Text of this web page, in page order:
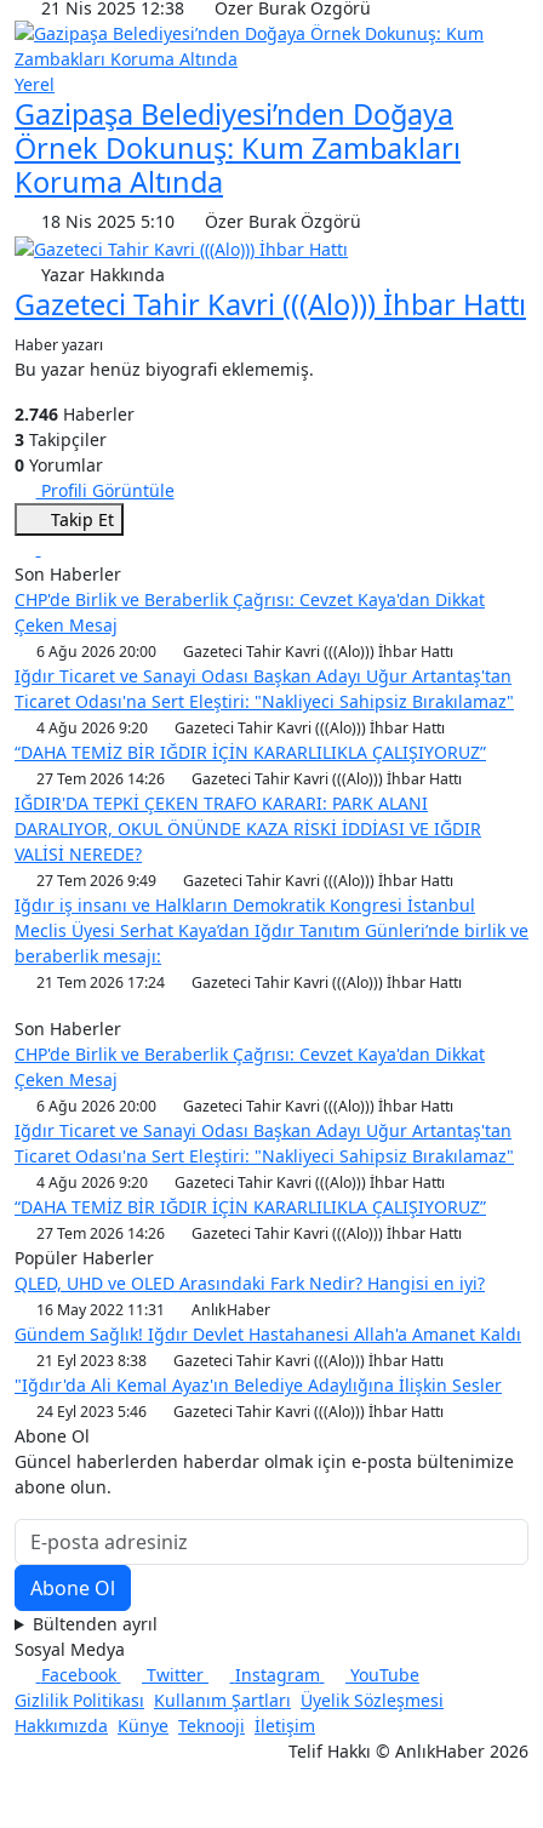
21 Nis 2025 12:38 Özer Burak Özgörü
Yerel
Gazipaşa Belediyesi’nden Doğaya
Örnek Dokunuş: Kum Zambakları
Koruma Altında
18 Nis 2025 5:10 Özer Burak Özgörü
Yazar Hakkında
Gazeteci Tahir Kavri (((Alo))) İhbar Hattı
Haber yazarı
Bu yazar henüz biyografi eklememiş.
2.746 Haberler
3 Takipçiler
0 Yorumlar
Profili Görüntüle
Takip Et
Son Haberler
CHP'de Birlik ve Beraberlik Çağrısı: Cevzet Kaya'dan Dikkat
Çeken Mesaj
6 Ağu 2026 20:00 Gazeteci Tahir Kavri (((Alo))) İhbar Hattı
Iğdır Ticaret ve Sanayi Odası Başkan Adayı Uğur Artantaş'tan
Ticaret Odası'na Sert Eleştiri: "Nakliyeci Sahipsiz Bırakılamaz"
4 Ağu 2026 9:20 Gazeteci Tahir Kavri (((Alo))) İhbar Hattı
“DAHA TEMİZ BİR IĞDIR İÇİN KARARLILIKLA ÇALIŞIYORUZ”
27 Tem 2026 14:26 Gazeteci Tahir Kavri (((Alo))) İhbar Hattı
IĞDIR'DA TEPKİ ÇEKEN TRAFO KARARI: PARK ALANI
DARALIYOR, OKUL ÖNÜNDE KAZA RİSKİ İDDİASI VE IĞDIR
VALİSİ NEREDE?
27 Tem 2026 9:49 Gazeteci Tahir Kavri (((Alo))) İhbar Hattı
Iğdır iş insanı ve Halkların Demokratik Kongresi İstanbul
Meclis Üyesi Serhat Kaya’dan Iğdır Tanıtım Günleri’nde birlik ve
beraberlik mesajı:
21 Tem 2026 17:24 Gazeteci Tahir Kavri (((Alo))) İhbar Hattı
Son Haberler
CHP'de Birlik ve Beraberlik Çağrısı: Cevzet Kaya'dan Dikkat
Çeken Mesaj
6 Ağu 2026 20:00 Gazeteci Tahir Kavri (((Alo))) İhbar Hattı
Iğdır Ticaret ve Sanayi Odası Başkan Adayı Uğur Artantaş'tan
Ticaret Odası'na Sert Eleştiri: "Nakliyeci Sahipsiz Bırakılamaz"
4 Ağu 2026 9:20 Gazeteci Tahir Kavri (((Alo))) İhbar Hattı
“DAHA TEMİZ BİR IĞDIR İÇİN KARARLILIKLA ÇALIŞIYORUZ”
27 Tem 2026 14:26 Gazeteci Tahir Kavri (((Alo))) İhbar Hattı
Popüler Haberler
QLED, UHD ve OLED Arasındaki Fark Nedir? Hangisi en iyi?
16 May 2022 11:31 AnlıkHaber
Gündem Sağlık! Iğdır Devlet Hastahanesi Allah'a Amanet Kaldı
21 Eyl 2023 8:38 Gazeteci Tahir Kavri (((Alo))) İhbar Hattı
"Iğdır'da Ali Kemal Ayaz'ın Belediye Adaylığına İlişkin Sesler
24 Eyl 2023 5:46 Gazeteci Tahir Kavri (((Alo))) İhbar Hattı
Abone Ol
Güncel haberlerden haberdar olmak için e-posta bültenimize
abone olun.
Bültenden ayrıl
Sosyal Medya
Facebook
Twitter Instagram
YouTube
Gizlilik Politikası Kullanım Şartları Üyelik Sözleşmesi
Hakkımızda Künye Teknooji İletişim
Telif Hakkı © AnlıkHaber 2026